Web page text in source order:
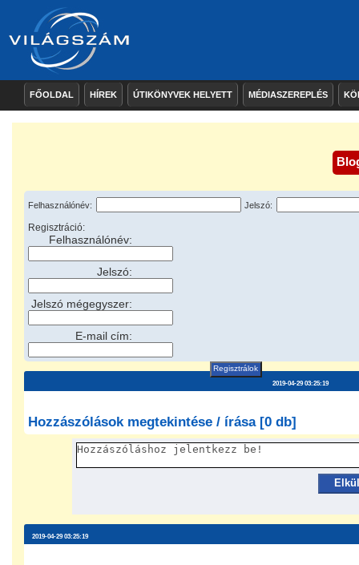
FŐOLDAL HÍREK ÚTIKÖNYVEK HELYETT MÉDIASZEREPLÉS
Felhasználónév: Jelszó:
Regisztráció:
Felhasználónév:
Jelszó:
Jelszó mégegyszer:
E-mail cím:
Regisztrálok
2019-04-29 03:25:19
Hozzászólások megtekintése / írása [0 db]
2019-04-29 03:25:19